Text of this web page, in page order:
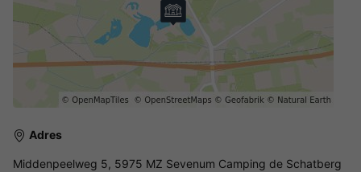
Adres
Middenpeelweg 5, 5975 MZ Sevenum Camping de Schatberg